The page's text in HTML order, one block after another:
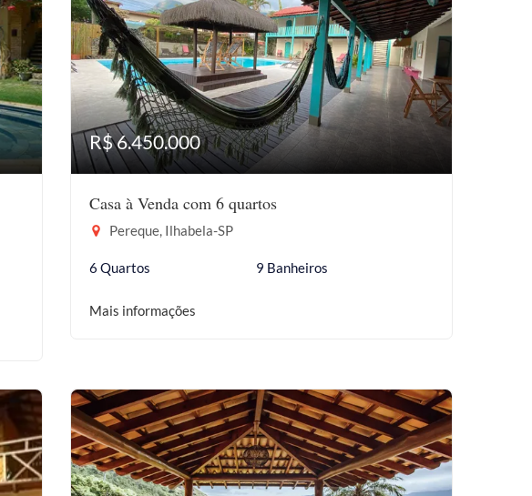
R$ 6.450.000
Casa à Venda com 6 quartos
Pereque, Ilhabela-SP
6 Quartos 9 Banheiros
Mais informações